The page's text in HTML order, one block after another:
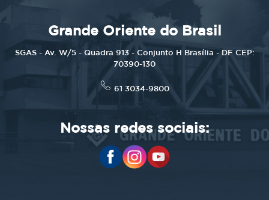
Grande Oriente do Brasil
SGAS - Av. W/5 - Quadra 913 - Conjunto H Brasília - DF CEP:
70390-130
61 3034-9800
Nossas redes sociais: